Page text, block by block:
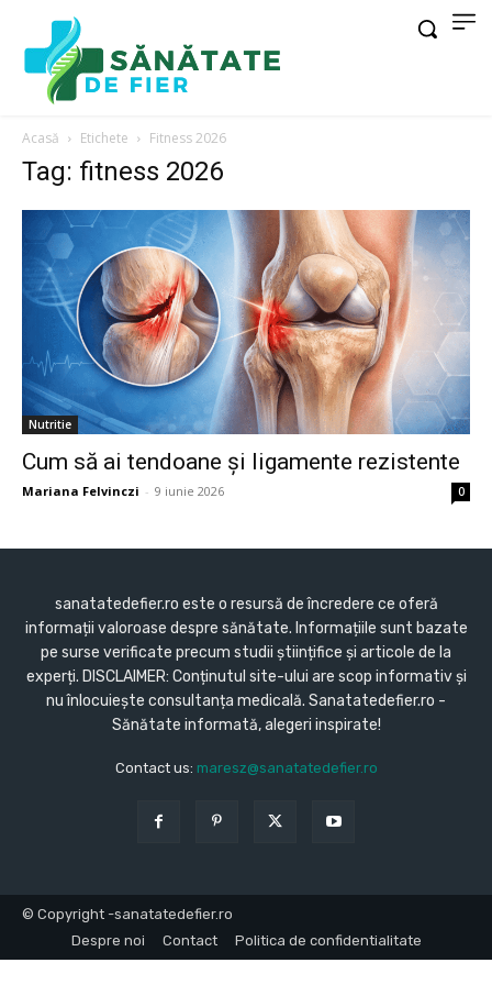
Acasă Etichete Fitness 2026
Tag: fitness 2026
Nutritie
Cum să ai tendoane şi ligamente rezistente
Mariana Felvinczi - 9 iunie 2026 0
sanatatedefier.ro este o resursă de încredere ce oferă
informații valoroase despre sănătate. Informațiile sunt bazate
pe surse verificate precum studii științifice și articole de la
experți. DISCLAIMER: Conținutul site-ului are scop informativ și
nu înlocuiește consultanța medicală. Sanatatedefier.ro -
Sănătate informată, alegeri inspirate!
Contact us: maresz@sanatatedefier.ro
© Copyright -sanatatedefier.ro
Despre noi
Contact Politica de confidentialitate